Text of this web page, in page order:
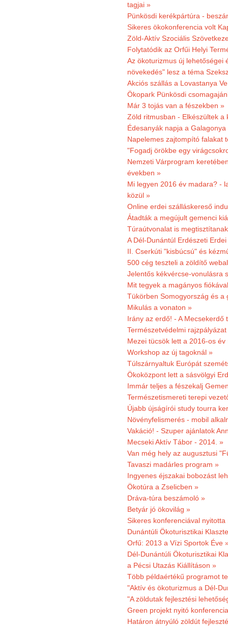
tagjai »
Pünkösdi kerékpártúra -
Sikeres ökokonferencia volt
Zöld-Aktív Szociális
Folytatódik az Orfűi Helyi
Az ökoturizmus új lehetőségei
növekedés" lesz a téma
Akciós szállás a Lovastanya
Ökopark Pünkösdi
Már 3 tojás van a fészekben »
Zöld ritmusban - Elkészültek
Édesanyák napja a
Napelemes zajtompító falakat
"Fogadj örökbe egy
Nemzeti Várprogram
években »
Mi legyen 2016 év madara? -
közül »
Online erdei szálláskereső
Átadták a megújult gemenci
Túraútvonalat is
A Dél-Dunántúl Erdészeti
II. Cserkúti "kisbúcsú" és
500 cég teszteli a zöldítő
Jelentős kékvércse-vonulásra
Mit tegyek a magányos
Tükörben Somogyország és a
Mikulás a vonaton »
Irány az erdő! - A
Természetvédelmi
Mezei tücsök lett a 2016-os év
Workshop az új tagoknál »
Túlszárnyaltuk Európát
Ökoközpont lett a sásvölgyi
Immár teljes a fészekalj
Természetismereti terepi
Újabb újságírói study tourra
Növényfelismerés - mobil
Vakáció! - Szuper ajánlatok
Mecseki Aktív Tábor - 2014. »
Van még hely az augusztusi
Tavaszi madárles program »
Ingyenes éjszakai bobozást
Ökotúra a Zselicben »
Dráva-túra beszámoló »
Betyár jó ökovilág »
Sikeres konferenciával
Dunántúli Ökoturisztikai
Orfű: 2013 a Vízi Sportok Éve
Dél-Dunántúli Ökoturisztikai
a Pécsi Utazás Kiállításon »
Több példaértékű programot
"Aktív és ökoturizmus a Dél-
"A zöldutak fejlesztési
Green projekt nyitó
Határon átnyúló zöldút